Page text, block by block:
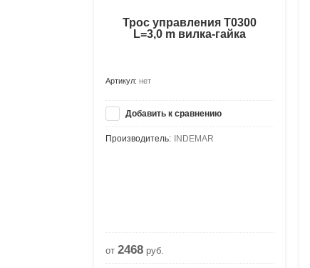
Трос управления Т0300
L=3,0 m вилка-гайка
Артикул: нет
Добавить к сравнению
Производитель: INDEMAR
от 2468 руб.